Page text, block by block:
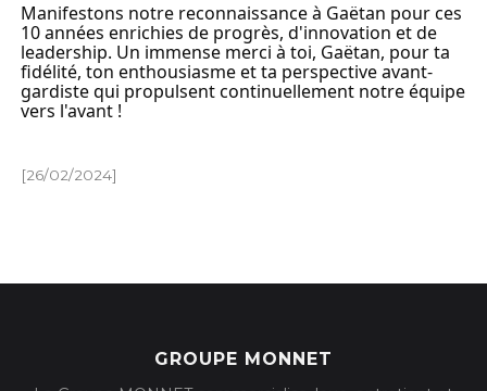
Manifestons notre reconnaissance à Gaëtan pour ces
10 années enrichies de progrès, d'innovation et de
leadership. Un immense merci à toi, Gaëtan, pour ta
fidélité, ton enthousiasme et ta perspective avant-
gardiste qui propulsent continuellement notre équipe
vers l'avant !
[26/02/2024]
GROUPE MONNET